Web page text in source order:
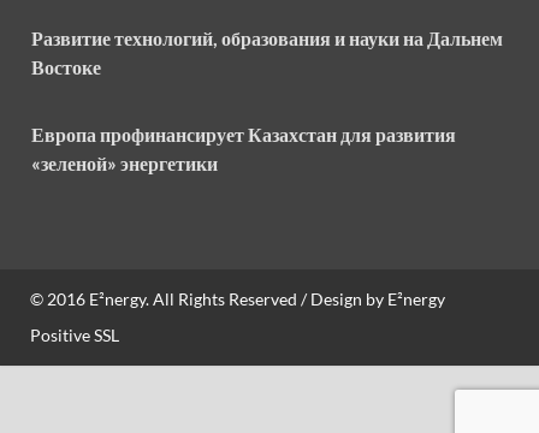
Развитие технологий, образования и науки на Дальнем
Востоке
Европа профинансирует Казахстан для развития
«зеленой» энергетики
© 2016 E²nergy. All Rights Reserved / Design by E²nergy
Positive SSL